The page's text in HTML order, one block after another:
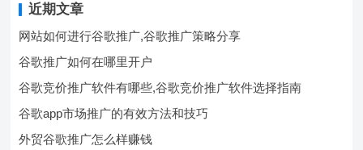
近期文章
网站如何进行谷歌推广,谷歌推广策略分享
谷歌推广如何在哪里开户
谷歌竞价推广软件有哪些,谷歌竞价推广软件选择指南
谷歌app市场推广的有效方法和技巧
外贸谷歌推广怎么样赚钱